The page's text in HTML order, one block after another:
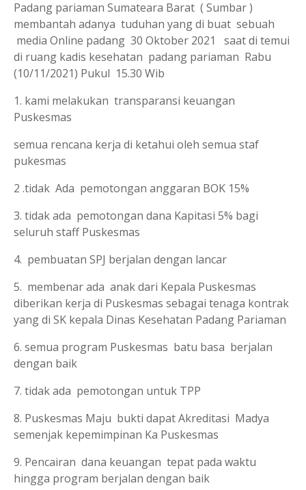
Padang pariaman Sumateara Barat ( Sumbar )
membantah adanya tuduhan yang di buat sebuah
media Online padang 30 Oktober 2021 saat di temui
di ruang kadis kesehatan padang pariaman Rabu
(10/11/2021) Pukul 15.30 Wib
1. kami melakukan transparansi keuangan
Puskesmas
semua rencana kerja di ketahui oleh semua staf
pukesmas
2 .tidak Ada pemotongan anggaran BOK 15%
3. tidak ada pemotongan dana Kapitasi 5% bagi
seluruh staff Puskesmas
4. pembuatan SPJ berjalan dengan lancar
5. membenar ada anak dari Kepala Puskesmas
diberikan kerja di Puskesmas sebagai tenaga kontrak
yang di SK kepala Dinas Kesehatan Padang Pariaman
6. semua program Puskesmas batu basa berjalan
dengan baik
7. tidak ada pemotongan untuk TPP
8. Puskesmas Maju bukti dapat Akreditasi Madya
semenjak kepemimpinan Ka Puskesmas
9. Pencairan dana keuangan tepat pada waktu
hingga program berjalan dengan baik